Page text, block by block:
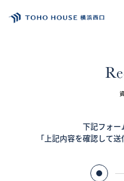
下記フォー
「上記内容を確認して